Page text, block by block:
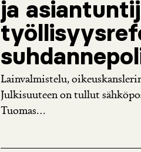
ja
Lainvalmistelu,
Julkisuuteen on tullut
Tuomas...